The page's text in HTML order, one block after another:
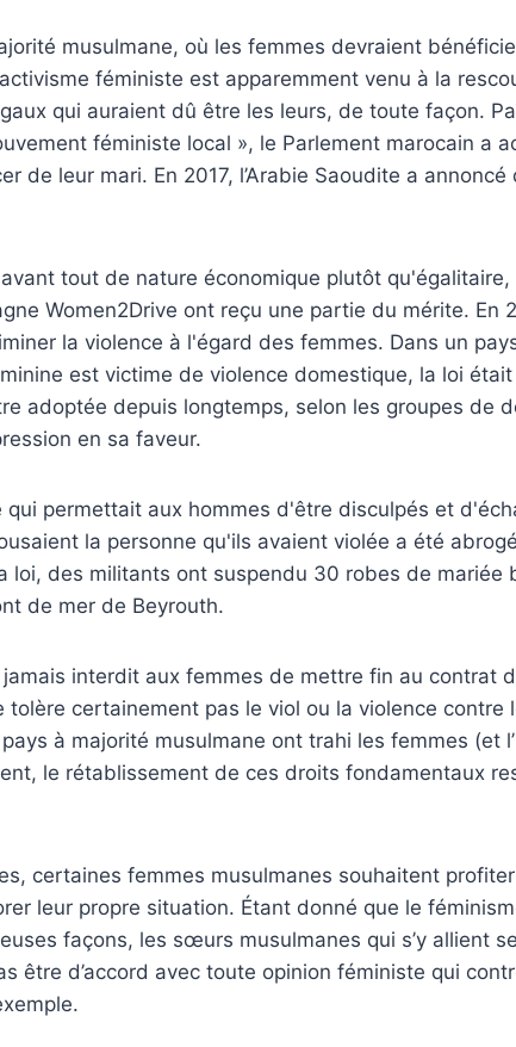
musulmane, où les femmes devraient
féministe est apparemment venu à la
qui auraient dû être les leurs, de toute façon.
féministe local », le Parlement marocain a
de leur mari. En 2017, l’Arabie Saoudite a annoncé
tout de nature économique plutôt
Women2Drive ont reçu une partie du mérite. En
la violence à l'égard des femmes. Dans un
est victime de violence domestique, la loi
adoptée depuis longtemps, selon les groupes de
en sa faveur.
qui permettait aux hommes d'être disculpés et
la personne qu'ils avaient violée a été
loi, des militants ont suspendu 30 robes de mariée
de mer de Beyrouth.
jamais interdit aux femmes de mettre fin au contrat
tolère certainement pas le viol ou la violence contre
à majorité musulmane ont trahi les femmes (et
le rétablissement de ces droits fondamentaux
certaines femmes musulmanes souhaitent
leur propre situation. Étant donné que le
façons, les sœurs musulmanes qui s’y allient
être d’accord avec toute opinion féministe qui